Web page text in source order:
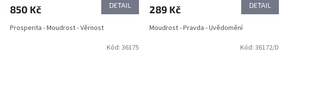
850 Kč DETAIL
Prosperita - Moudrost - Věrnost
289 Kč DETAIL
Moudrost - Pravda - Uvědomění
Kód: 36175 Kód: 36172/D